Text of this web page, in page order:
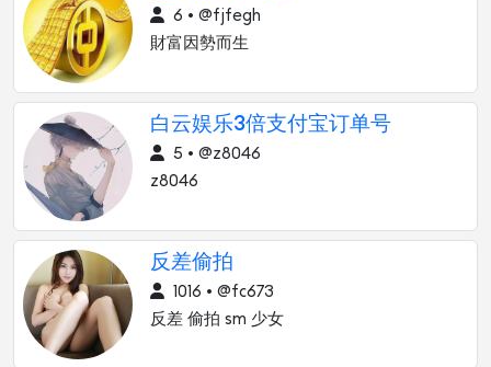
6 • @fjfegh
財富因勢而生
白云娱乐3倍支付宝订单号
5 • @z8046
z8046
反差偷拍
1016 • @fc673
反差 偷拍 sm 少女